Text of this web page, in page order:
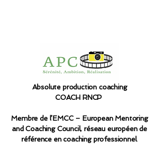
Absolute production coaching
COACH RNCP
Membre de l’EMCC – European Mentoring
and Coaching Council, réseau européen de
référence en coaching professionnel.​